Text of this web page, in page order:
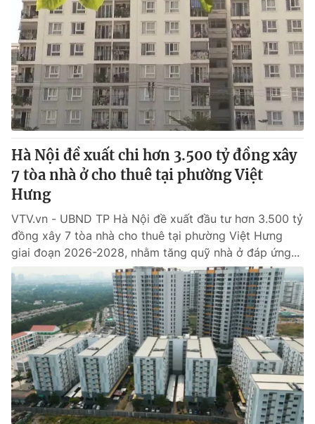
Hà Nội đề xuất chi hơn 3.500 tỷ đồng xây
7 tòa nhà ở cho thuê tại phường Việt
Hưng
VTV.vn - UBND TP Hà Nội đề xuất đầu tư hơn 3.500 tỷ
đồng xây 7 tòa nhà cho thuê tại phường Việt Hưng
giai đoạn 2026-2028, nhằm tăng quỹ nhà ở đáp ứng...